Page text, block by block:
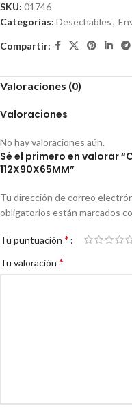
SKU: 01746
Categorías: Desechables,
Compartir:
Valoraciones (0)
Valoraciones
No hay valoraciones aún.
Sé el primero en valorar
112X90X65MM”
Tu dirección de correo
obligatorios están marcados
Tu puntuación *
Tu valoración *